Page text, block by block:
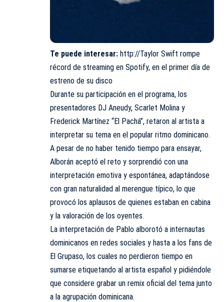
Te puede interesar: http://Taylor Swift rompe
récord de streaming en Spotify, en el primer día de
estreno de su disco
Durante su participación en el programa, los
presentadores DJ Aneudy, Scarlet Molina y
Frederick Martínez “El Pachá”, retaron al artista a
interpretar su tema en el popular ritmo dominicano.
A pesar de no haber tenido tiempo para ensayar,
Alborán aceptó el reto y sorprendió con una
interpretación emotiva y espontánea, adaptándose
con gran naturalidad al merengue típico, lo que
provocó los aplausos de quienes estaban en cabina
y la valoración de los oyentes.
La interpretación de Pablo alborotó a internautas
dominicanos en redes sociales y hasta a los fans de
El Grupaso, los cuales no perdieron tiempo en
sumarse etiquetando al artista español y pidiéndole
que considere grabar un remix oficial del tema junto
a la agrupación dominicana.